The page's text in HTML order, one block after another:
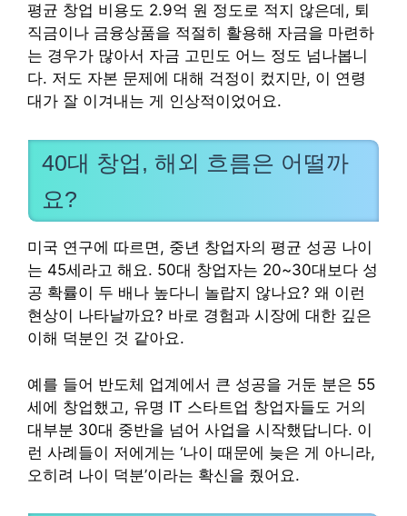
평균 창업 비용도 2.9억 원 정도로 적지 않은데, 퇴
직금이나 금융상품을 적절히 활용해 자금을 마련하
는 경우가 많아서 자금 고민도 어느 정도 넘나봅니
다. 저도 자본 문제에 대해 걱정이 컸지만, 이 연령
대가 잘 이겨내는 게 인상적이었어요.
40대 창업, 해외 흐름은 어떨까
요?
미국 연구에 따르면, 중년 창업자의 평균 성공 나이
는 45세라고 해요. 50대 창업자는 20~30대보다 성
공 확률이 두 배나 높다니 놀랍지 않나요? 왜 이런
현상이 나타날까요? 바로 경험과 시장에 대한 깊은
이해 덕분인 것 같아요.
예를 들어 반도체 업계에서 큰 성공을 거둔 분은 55
세에 창업했고, 유명 IT 스타트업 창업자들도 거의
대부분 30대 중반을 넘어 사업을 시작했답니다. 이
런 사례들이 저에게는 ‘나이 때문에 늦은 게 아니라,
오히려 나이 덕분’이라는 확신을 줬어요.